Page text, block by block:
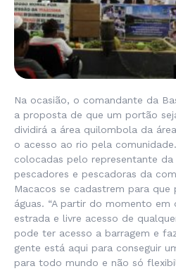
Na ocasião, o comandante da
a proposta de que um portão
dividirá a área quilombola da
o acesso ao rio pela
colocadas pelo representante
pescadores e pescadoras da
Macacos se cadastrem para que
águas. “A partir do momento em
estrada e livre acesso de
pode ter acesso a barragem e
gente está aqui para conseguir
para todo mundo e não só